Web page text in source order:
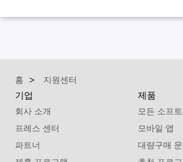
홈 지원센터
기업
회사 소개
프레스 센터
파트너
제품
모든 소프
모바일 앱
대량구매